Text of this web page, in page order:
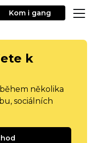
Kom i gang
k
několika
sociálních